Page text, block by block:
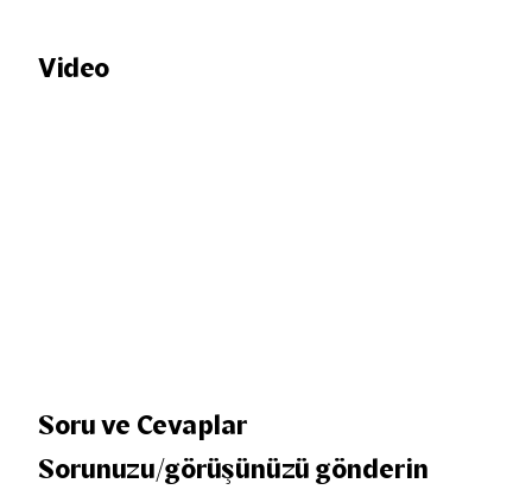
Video
Soru ve Cevaplar
Sorunuzu/görüşünüzü gönderin